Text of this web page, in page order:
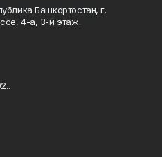
Башкортостан, г.
4-а, 3-й этаж.